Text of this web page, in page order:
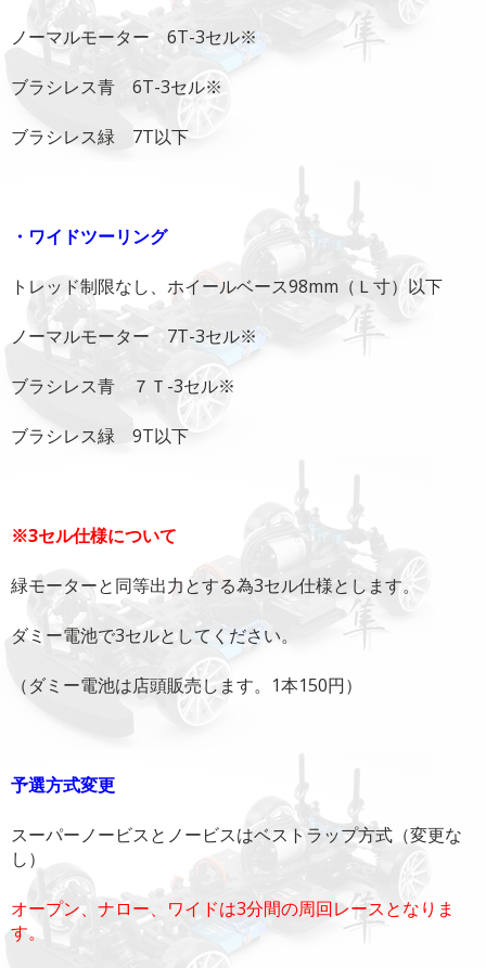
ノーマルモーター 6T-3セル※
ブラシレス青 6T-3セル※
ブラシレス緑 7T以下
・ワイドツーリング
トレッド制限なし、ホイールベース98mm（Ｌ寸）以下
ノーマルモーター 7T-3セル※
ブラシレス青 ７Ｔ-3セル※
ブラシレス緑 9T以下
※3セル仕様について
緑モーターと同等出力とする為3セル仕様とします。
ダミー電池で3セルとしてください。
（ダミー電池は店頭販売します。1本150円）
予選方式変更
スーパーノービスとノービスはベストラップ方式（変更な
し）
オープン、ナロー、ワイドは3分間の周回レースとなりま
す。